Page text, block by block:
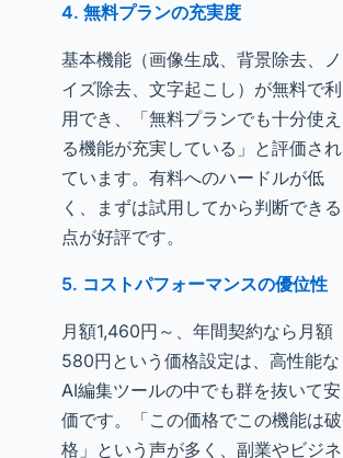
4. 無料プランの充実度
基本機能（画像生成、背景除去、ノ
イズ除去、文字起こし）が無料で利
用でき、「無料プランでも十分使え
る機能が充実している」と評価され
ています。有料へのハードルが低
く、まずは試用してから判断できる
点が好評です。
5. コストパフォーマンスの優位性
月額1,460円～、年間契約なら月額
580円という価格設定は、高性能な
AI編集ツールの中でも群を抜いて安
価です。「この価格でこの機能は破
格」という声が多く、副業やビジネ